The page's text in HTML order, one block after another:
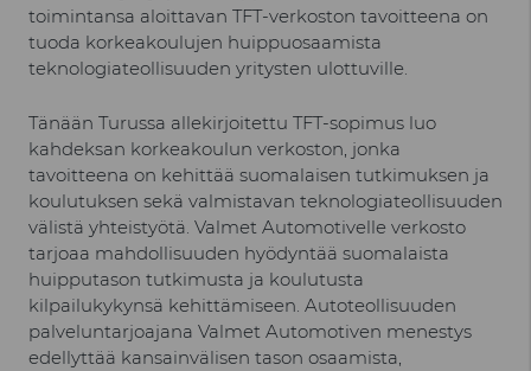
toimintansa aloittavan TFT-verkoston tavoitteena on
tuoda korkeakoulujen huippuosaamista
teknologiateollisuuden yritysten ulottuville.
Tänään Turussa allekirjoitettu TFT-sopimus luo
kahdeksan korkeakoulun verkoston, jonka
tavoitteena on kehittää suomalaisen tutkimuksen ja
koulutuksen sekä valmistavan teknologiateollisuuden
välistä yhteistyötä. Valmet Automotivelle verkosto
tarjoaa mahdollisuuden hyödyntää suomalaista
huipputason tutkimusta ja koulutusta
kilpailukykynsä kehittämiseen. Autoteollisuuden
palveluntarjoajana Valmet Automotiven menestys
edellyttää kansainvälisen tason osaamista,